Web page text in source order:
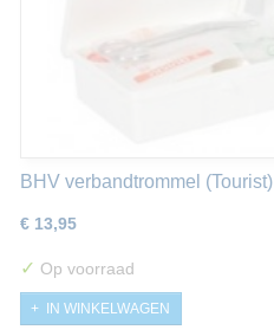
BHV verbandtrommel (Tourist)
€ 13,95
✓ Op voorraad
IN WINKELWAGEN